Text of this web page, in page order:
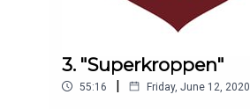
3. "Superkroppen"
55:16 | Friday, June 12, 2020